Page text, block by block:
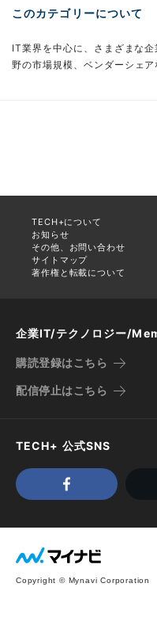
このカテゴリーについて
IT業界を中心に、さまざまな
野の市場規模、ベンダーシェア
TECH+について
お知らせ
その他、お問い合わせ
サイトマップ
著作権と転載について
企業IT/テクノロジー/
購読登録はこちら
配信停止はこちら
TECH+ 公式SNS
Copyright © Mynavi Corporation